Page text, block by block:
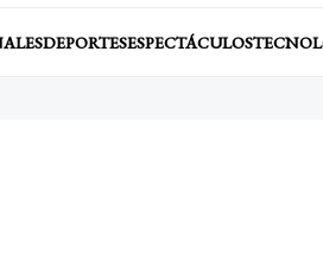
DEPORTESESPECTÁCULOS